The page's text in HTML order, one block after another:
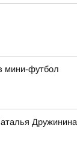
мини-футбол
Дружинина